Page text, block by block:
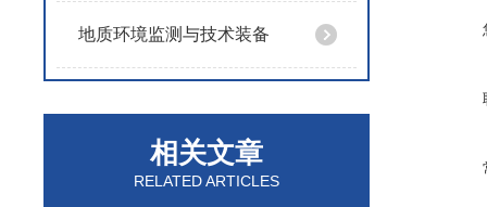
地质环境监测与技术装备
相关文章
RELATED ARTICLES